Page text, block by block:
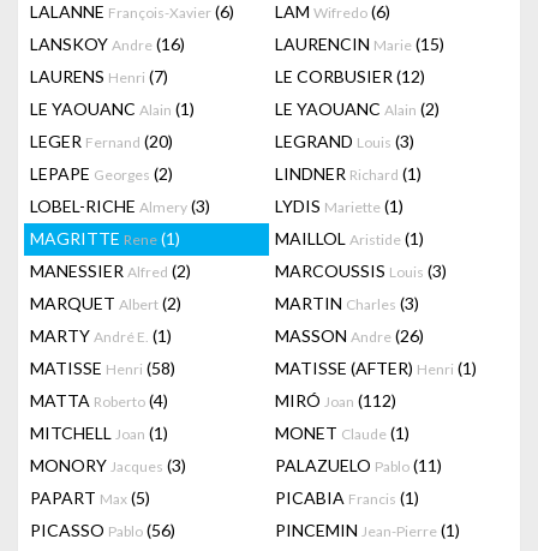
LALANNE François-Xavier (6) LAM Wifredo (6)
LANSKOY Andre (16) LAURENCIN Marie (15)
LAURENS Henri (7) LE CORBUSIER (12)
LE YAOUANC Alain (1) LE YAOUANC Alain (2)
LEGER Fernand (20) LEGRAND Louis (3)
LEPAPE Georges (2) LINDNER Richard (1)
LOBEL-RICHE Almery (3) LYDIS Mariette (1)
MAGRITTE Rene (1) MAILLOL Aristide (1)
MANESSIER Alfred (2) MARCOUSSIS Louis (3)
MARQUET Albert (2) MARTIN Charles (3)
MARTY André E. (1) MASSON Andre (26)
MATISSE Henri (58) MATISSE (AFTER) Henri (1)
MATTA Roberto (4) MIRÓ Joan (112)
MITCHELL Joan (1) MONET Claude (1)
MONORY Jacques (3) PALAZUELO Pablo (11)
PAPART Max (5) PICABIA Francis (1)
PICASSO Pablo (56) PINCEMIN Jean-Pierre (1)